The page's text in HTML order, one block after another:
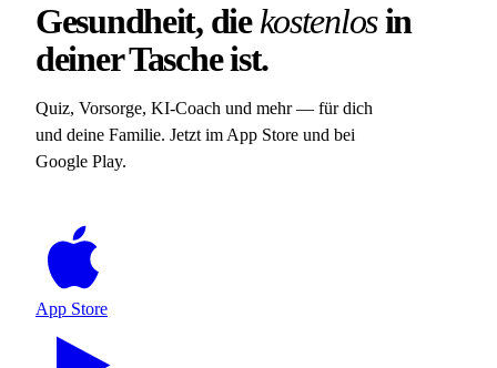
Gesundheit, diekostenlosin
deiner Tasche ist.
Quiz, Vorsorge, KI-Coach und mehr — für dich
und deine Familie. Jetzt im App Store und bei
Google Play.
App Store